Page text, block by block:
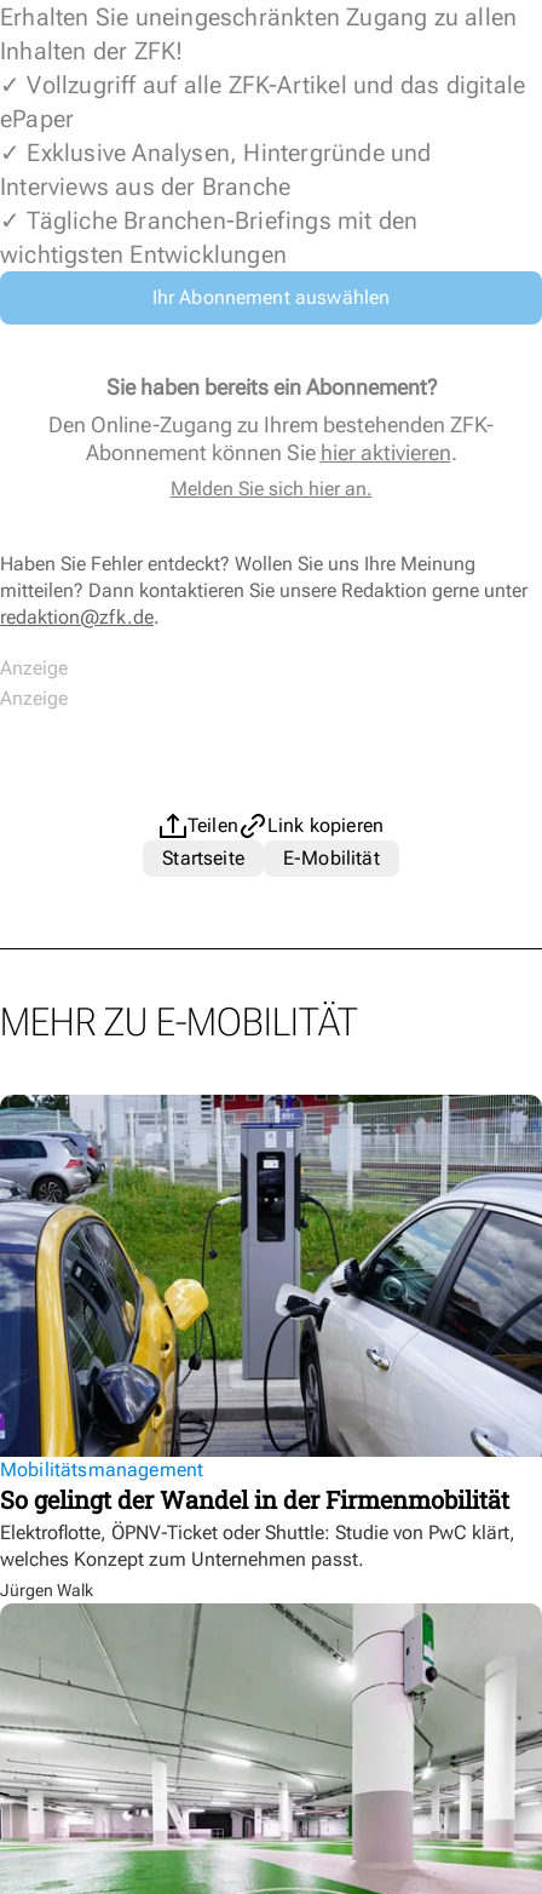
Erhalten Sie uneingeschränkten Zugang zu allen
Inhalten der ZFK!
✓ Vollzugriff auf alle ZFK-Artikel und das digitale
ePaper
✓ Exklusive Analysen, Hintergründe und
Interviews aus der Branche
✓ Tägliche Branchen-Briefings mit den
wichtigsten Entwicklungen
Ihr Abonnement auswählen
Sie haben bereits ein Abonnement?
Den Online-Zugang zu Ihrem bestehenden ZFK-
Abonnement können Sie hier aktivieren.
Melden Sie sich hier an.
Haben Sie Fehler entdeckt? Wollen Sie uns Ihre Meinung
mitteilen? Dann kontaktieren Sie unsere Redaktion gerne unter
redaktion@zfk.de.
Teilen
Link kopieren
Startseite
E-Mobilität
MEHR ZU E-MOBILITÄT
Mobilitätsmanagement
So gelingt der Wandel in der Firmenmobilität
Elektroflotte, ÖPNV-Ticket oder Shuttle: Studie von PwC klärt,
welches Konzept zum Unternehmen passt.
Jürgen Walk